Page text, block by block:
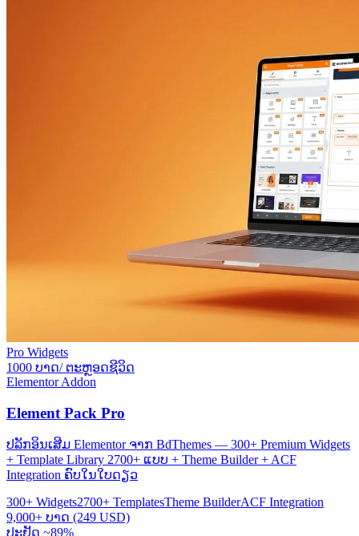
Pro Widgets
1000 ບາດ/ ຕະຫຼອດຊີວິດ
Elementor Addon
Element Pack Pro
ປລັກອິນເສີມ Elementor ຈາກ BdThemes — 300+ Premium Widgets
+ Template Library 2700+ ແບບ + Theme Builder + ACF
Integration ຄົບໃນໃບດຽວ
300+ Widgets2700+ TemplatesTheme BuilderACF Integration
9,000+ ບາດ (249 USD)
ປະຢັດ ~89%